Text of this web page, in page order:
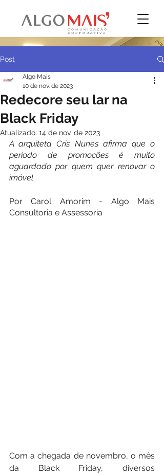
Post
Redecore seu lar na
Black Friday
Algo Mais
10 de nov. de 2023
Atualizado: 14 de nov. de 2023
A arquiteta Cris Nunes afirma que o
período de promoções é muito
aguardado por quem quer renovar o
imóvel
Por Carol Amorim - Algo Mais
Consultoria e Assessoria
Com a chegada de novembro, o mês
da Black Friday, diversos